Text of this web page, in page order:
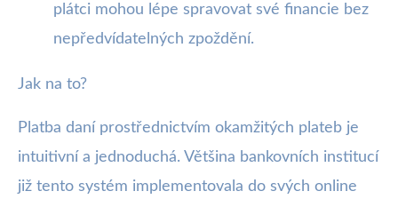
plátci mohou lépe spravovat své financie bez
nepředvídatelných zpoždění.
Jak na to?
Platba daní prostřednictvím okamžitých plateb je
intuitivní a jednoduchá. Většina bankovních institucí
již tento systém implementovala do svých online